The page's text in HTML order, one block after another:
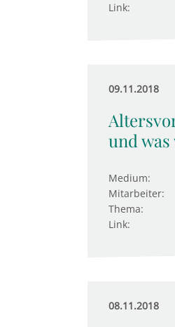
Link:
09.11.2018
und
Medium:
Mitarbeiter:
Thema:
Link:
08.11.2018